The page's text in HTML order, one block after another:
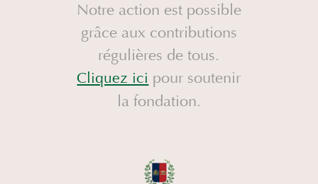
Notre action est possible
grâce aux contributions
régulières de tous.
Cliquez ici pour soutenir
la fondation.